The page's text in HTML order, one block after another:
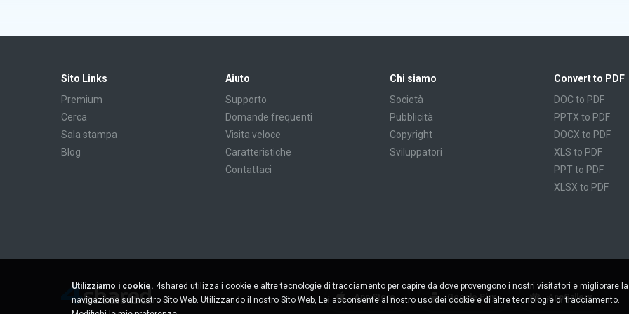
Sito Links
Premium
Cerca
Sala stampa
Blog
Aiuto
Supporto
Domande frequenti
Visita veloce
Caratteristiche
Contattaci
Chi siamo
Società
Pubblicità
Copyright
Sviluppatori
Convert to PDF
DOC to PDF
PPTX to PDF
DOCX to PDF
XLS to PDF
PPT to PDF
XLSX to PDF
RTF to PDF
FB2 to PDF
AppGallery
Google Play
App Store
Utilizziamo i cookie. 4shared utilizza i cookie e altre tecnologie di tracciamento per capire da dove provengono i nostri visitatori e migliorare
navigazione sul nostro Sito Web. Utilizzando il nostro Sito Web, Lei acconsente al nostro uso dei cookie e di altre tecnologie di tracciamento.